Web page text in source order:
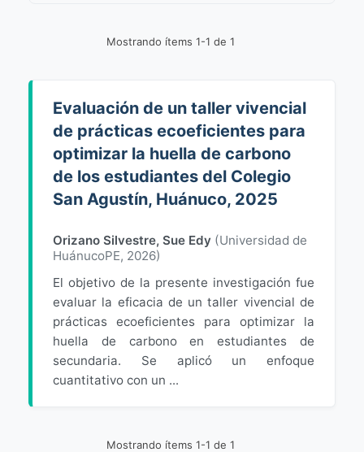
Mostrando ítems 1-1 de 1
Evaluación de un taller vivencial
de prácticas ecoeficientes para
optimizar la huella de carbono
de los estudiantes del Colegio
San Agustín, Huánuco, 2025
Orizano Silvestre, Sue Edy (Universidad de
HuánucoPE, 2026)
El objetivo de la presente investigación fue
evaluar la eficacia de un taller vivencial de
prácticas ecoeficientes para optimizar la
huella de carbono en estudiantes de
secundaria. Se aplicó un enfoque
cuantitativo con un ...
Mostrando ítems 1-1 de 1